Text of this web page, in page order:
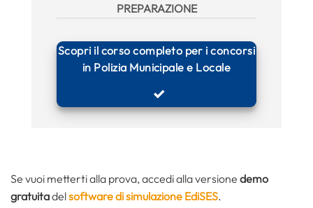
PREPARAZIONE
Scopri il corso completo per i concorsi
in Polizia Municipale e Locale
Se vuoi metterti alla prova, accedi alla versione demo
gratuitadelsoftware di simulazione EdiSES.